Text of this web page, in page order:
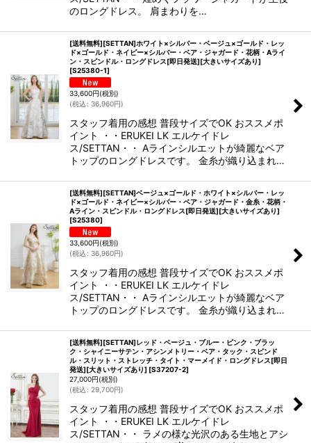
のロングドレス。 肩まわりを…
[送料無料][SETTAN]ホワイト×シルバー・ベージュ×ゴールド・レッ
ド×ゴールド・ネイビー×シルバー・ベア・ジャガード・花柄・Aライ
ン・スピンドル・ロングドレス[即日発送][大きいサイズあり]
[S25380-1]
33,600円(税別)
(税込 : 36,960円)
スタッフ着用の感想 普段サイズでOK おススメポ
イント ・・ERUKEI LK エルケイドレ
ス/SETTAN・・ Aラインシルエットが綺麗なベア
トップのロングドレスです。 金糸が織り込まれ…
[送料無料][SETTAN]ベージュ×ゴールド・ホワイト×シルバー・レッ
ド×ゴールド・ネイビー×シルバー・ベア・ジャガード・金糸・花柄・
Aライン・スピンドル・ロングドレス[即日発送][大きいサイズあり]
[S25380]
33,600円(税別)
(税込 : 36,960円)
スタッフ着用の感想 普段サイズでOK おススメポ
イント ・・ERUKEI LK エルケイドレ
ス/SETTAN・・ Aラインシルエットが綺麗なベア
トップのロングドレスです。 金糸が織り込まれ…
[送料無料][SETTAN]レッド・ベージュ・ブルー・ピンク・ブラッ
ク・シャイニーサテン・アシンメトリー・ベア・タック・スピンド
ル・スリット・ストレッチ・タイト・マーメイド・ロングドレス[即日
発送][大きいサイズあり] [S37207-2]
27,000円(税別)
(税込 : 29,700円)
スタッフ着用の感想 普段サイズでOK おススメポ
イント ・・ERUKEI LK エルケイドレ
ス/SETTAN・・ ラメの様な光沢のある生地とアシ